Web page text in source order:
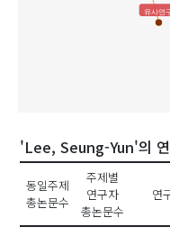
유사연
'Lee, Seung-Yun'의
동일주제
총논문수
주제별
연구자
총논문수
연